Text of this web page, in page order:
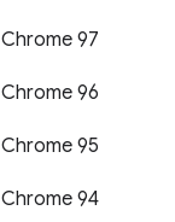
Chrome 97
Chrome 96
Chrome 95
Chrome 94